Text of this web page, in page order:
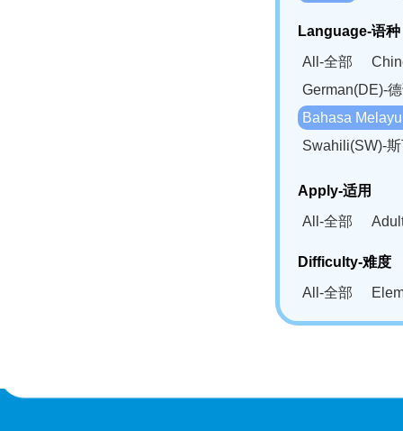
Language-语种
All-全部
German(DE)-
Bahasa
Swahili(SW)-
Apply-适用
All-全部
Difficulty-难度
All-全部